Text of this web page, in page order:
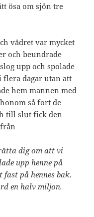
ösa om sjön tre
vädret var mycket
och beundrade
upp och spolade
dagar utan att
hem mannen med
så fort de
till slut fick den
dig om att vi
upp henne på
på hennes bak.
en halv miljon.